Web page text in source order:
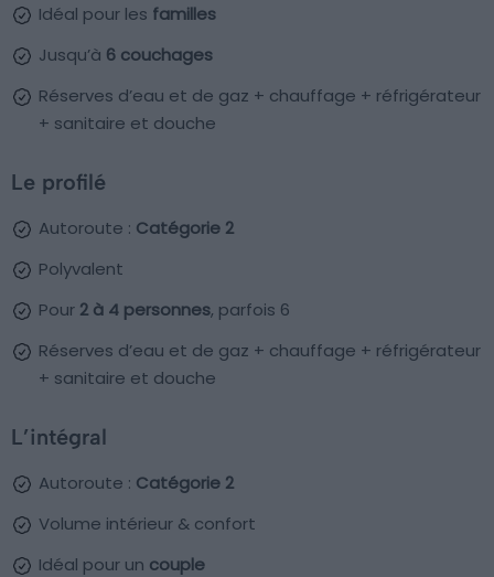
Idéal pour les familles
Jusqu’à 6 couchages
Réserves d’eau et de gaz + chauffage + réfrigérateur
+ sanitaire et douche
Le profilé
Autoroute : Catégorie 2
Polyvalent
Pour 2 à 4 personnes, parfois 6
Réserves d’eau et de gaz + chauffage + réfrigérateur
+ sanitaire et douche
L’intégral
Autoroute : Catégorie 2
Volume intérieur & confort
Idéal pour un couple